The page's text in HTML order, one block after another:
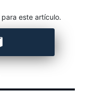
este artículo.